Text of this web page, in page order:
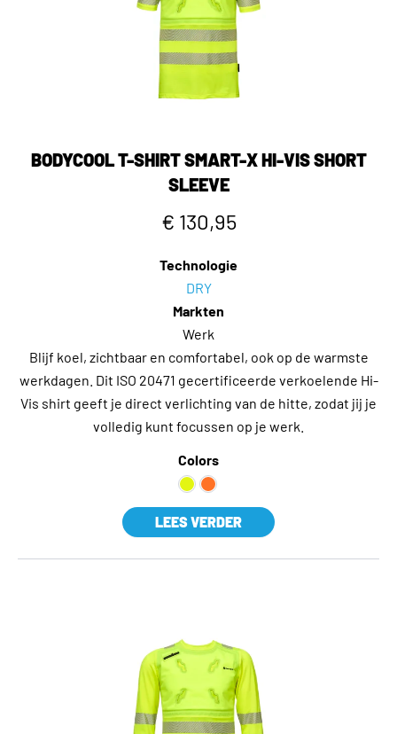
BODYCOOL T-SHIRT SMART-X HI-VIS SHORT
SLEEVE
€ 130,95
Technologie
DRY
Markten
Werk
Blijf koel, zichtbaar en comfortabel, ook op de warmste
werkdagen. Dit ISO 20471 gecertificeerde verkoelende Hi-
Vis shirt geeft je direct verlichting van de hitte, zodat jij je
volledig kunt focussen op je werk.
Colors
LEES VERDER